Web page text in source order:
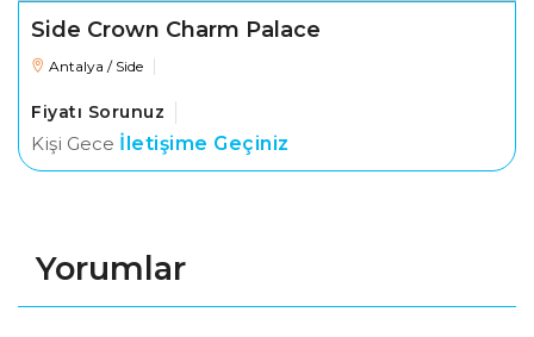
Side Crown Charm Palace
Antalya / Side
Fiyatı Sorunuz
Kişi Gece İletişime Geçiniz
Yorumlar